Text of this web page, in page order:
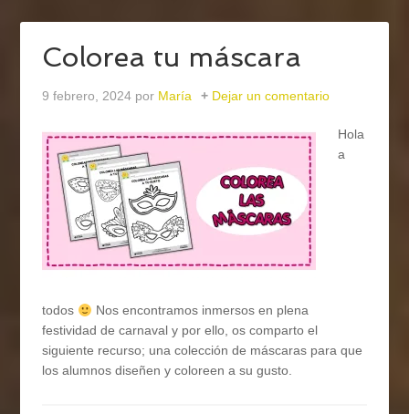
Colorea tu máscara
9 febrero, 2024 por María Dejar un comentario
Hola
a
todos
Nos encontramos inmersos en plena
festividad de carnaval y por ello, os comparto el
siguiente recurso; una colección de máscaras para que
los alumnos diseñen y coloreen a su gusto.